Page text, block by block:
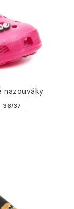
nazouváky
36/37